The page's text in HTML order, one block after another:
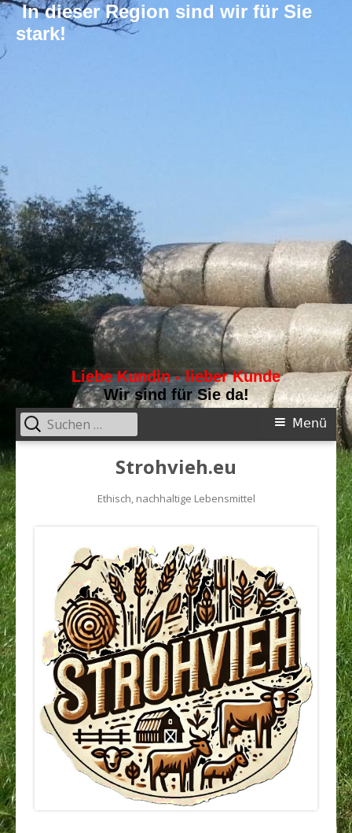
In dieser Region sind wir für Sie
stark!
Liebe Kundin - lieber Kunde
Wir sind für Sie da!